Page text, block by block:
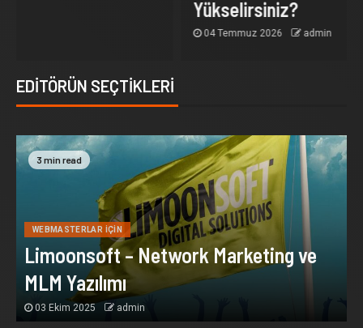
EDITÖRÜN SEÇTIKLERI
3 min read
WEBMASTERLAR İÇIN
Limoonsoft – Network Marketing ve
MLM Yazılımı
03 Ekim 2025 admin